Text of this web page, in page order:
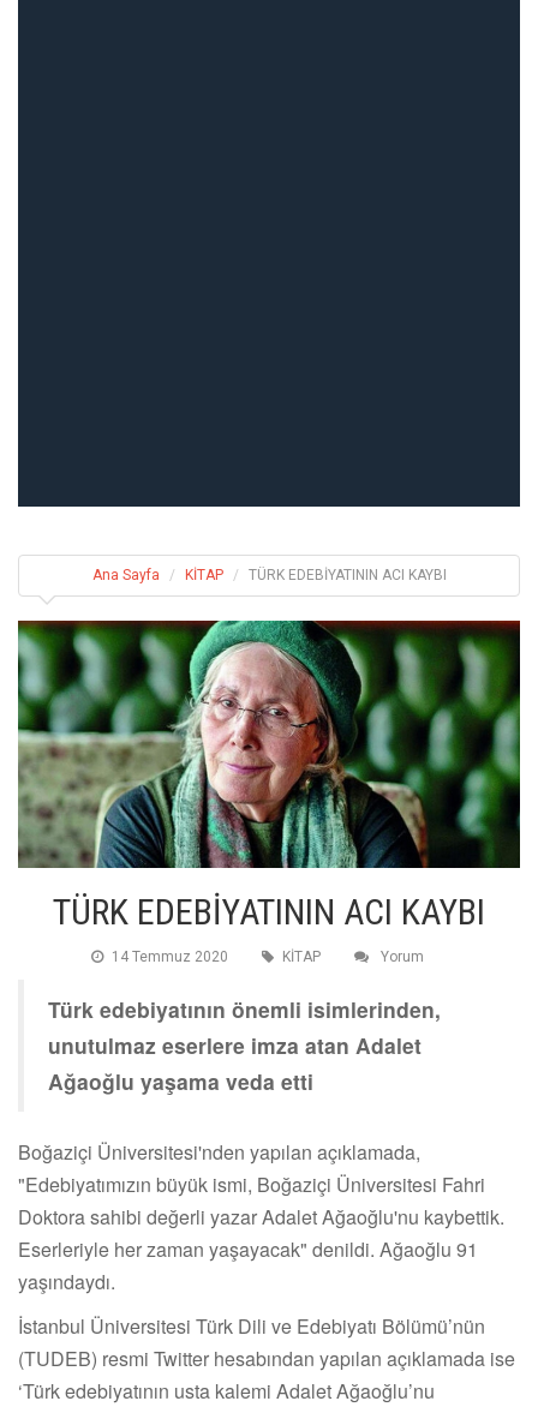
Ana Sayfa KİTAP TÜRK EDEBİYATININ ACI KAYBI
TÜRK EDEBİYATININ ACI KAYBI
14 Temmuz 2020 KİTAP Yorum
Türk edebiyatının önemli isimlerinden,
unutulmaz eserlere imza atan Adalet
Ağaoğlu yaşama veda etti
Boğaziçi Üniversitesi'nden yapılan açıklamada,
"Edebiyatımızın büyük ismi, Boğaziçi Üniversitesi Fahri
Doktora sahibi değerli yazar Adalet Ağaoğlu'nu kaybettik.
Eserleriyle her zaman yaşayacak" denildi. Ağaoğlu 91
yaşındaydı.
İstanbul Üniversitesi Türk Dili ve Edebiyatı Bölümü’nün
(TUDEB) resmi Twitter hesabından yapılan açıklamada ise
‘Türk edebiyatının usta kalemi Adalet Ağaoğlu’nu